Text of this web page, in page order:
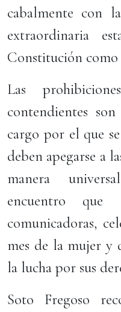
cabalmente con
extraordinaria
Constitución como
Las
contendientes
cargo por el que
deben apegarse a
manera
encuentro que
comunicadoras,
mes de la mujer y
la lucha por sus
Soto Fregoso